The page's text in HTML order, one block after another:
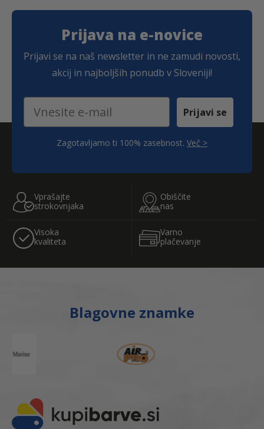
a
j
e
b
i
a
5
,
.
n
a
e
:
3
9
Prijava na e-novice
Prijavi se na naš newsletter in ne zamudi novosti,
akcij in najboljših ponudb v Sloveniji!
Email Prijavi se
Zagotavljamo ti 100% zasebnost. Več >
Vprašajte
strokovnjaka
Obiščite
nas
Visoka
kvaliteta
Varno
plačevanje
Blagovne znamke